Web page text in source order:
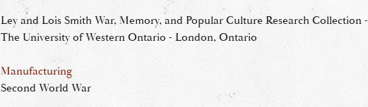
Ley and Lois Smith War, Memory, and Popular Culture Research Collection -
The University of Western Ontario - London, Ontario
Manufacturing
Second World War